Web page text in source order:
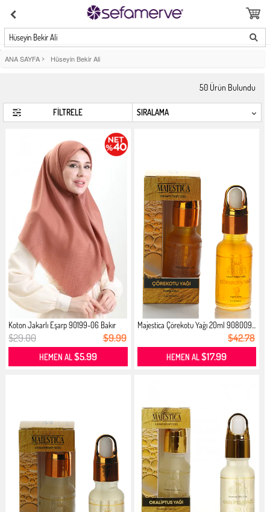
Hüseyin Bekir Ali
ANA SAYFA > Hüseyin Bekir Ali
50 Ürün Bulundu
FİLTRELE
Koton Jakarlı Eşarp 90199-06 Bakır
$29.00 $9.99
HEMEN AL$5.99
Majestica Çörekotu Yağı 20ml 908009...
$42.78
HEMEN AL$17.99